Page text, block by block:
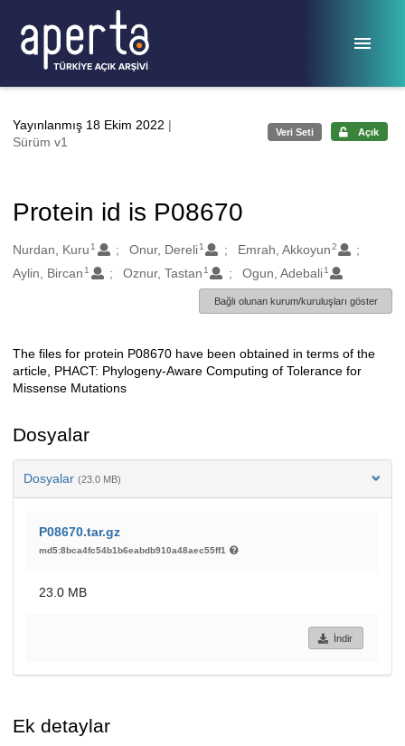
Yayınlanmış 18 Ekim 2022 |
Sürüm v1
Veri Seti Açık
Protein id is P08670
Oluşturanlar
Nurdan, Kuru 1 Onur, Dereli 1 Emrah, Akkoyun2
Aylin, Bircan 1 Oznur, Tastan 1 Ogun, Adebali 1
Bağlı olunan kurum/kuruluşları göster
Açıklama
The files for protein P08670 have been obtained in terms of the
article, PHACT: Phylogeny-Aware Computing of Tolerance for
Missense Mutations
Dosyalar
Dosyalar (23.0 MB)
P08670.tar.gz
md5:8bca4fc54b1b6eabdb910a48aec55ff1
23.0 MB
İndir
Ek detaylar